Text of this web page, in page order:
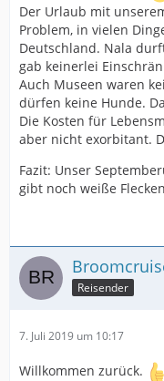
Der Urlaub mit
Problem, in vielen
Deutschland. Nala
gab keinerlei
Auch Museen waren
dürfen keine Hunde.
Die Kosten für
aber nicht exorbitant.
Fazit: Unser
gibt noch weiße
Reisender
7. Juli 2019 um 10:17
Willkommen zurück.